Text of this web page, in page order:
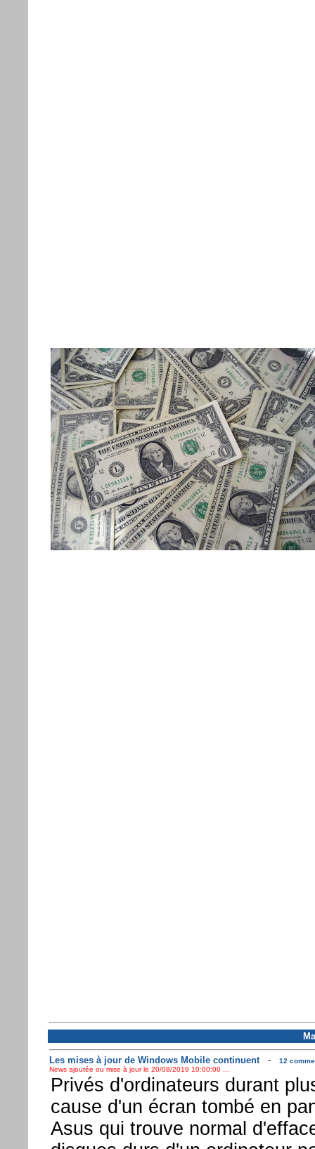
Les mises à jour de Windows Mobile continuent-
12
News ajoutée ou mise à jour le 20/08/2019 10:00:00 ...
Privés d'ordinateurs durant
cause d'un écran tombé en
Asus qui trouve normal